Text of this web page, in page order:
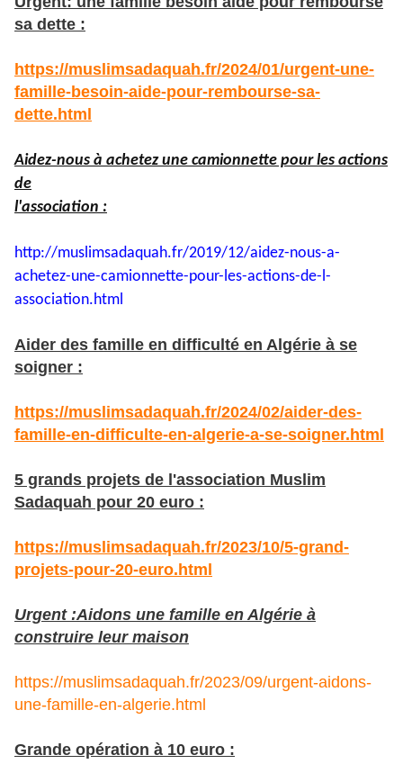
sa dette :
https://muslimsadaquah.fr/2024/01/urgent-une-
famille-besoin-aide-pour-rembourse-sa-
dette.html
Aidez-nous à achetez une camionnette pour les actions
de
l'association :
http://muslimsadaquah.fr/2019/12/aidez-nous-a-
achetez-une-camionnette-pour-les-actions-de-l-
association.html
Aider des famille en difficulté en Algérie à se
soigner :
https://muslimsadaquah.fr/2024/02/aider-des-
famille-en-difficulte-en-algerie-a-se-soigner.html
5 grands projets de l'association Muslim
Sadaquah pour 20 euro :
https://muslimsadaquah.fr/2023/10/5-grand-
projets-pour-20-euro.html
Urgent :Aidons une famille en Algérie à
construire leur maison
https://muslimsadaquah.fr/2023/09/urgent-aidons-
une-famille-en-algerie.html
Grande opération à 10 euro :